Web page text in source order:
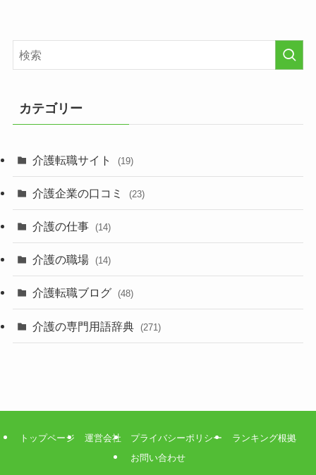
カテゴリー
介護転職サイト (19)
介護企業の口コミ (23)
介護の仕事 (14)
介護の職場 (14)
介護転職ブログ (48)
介護の専門用語辞典 (271)
トップページ 運営会社 プライバシーポリシー
ランキング根拠
お問い合わせ